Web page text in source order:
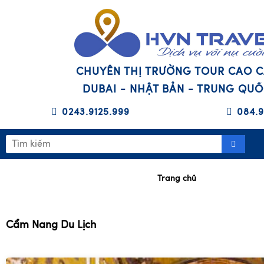
CHUYÊN THỊ TRƯỜNG TOUR CAO
DUBAI - NHẬT BẢN - TRUNG
0243.9125.999
Trang chủ
Cẩm Nang Du Lịch